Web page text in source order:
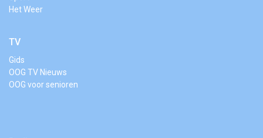
Het Weer
TV
Gids
OOG TV Nieuws
OOG voor senioren